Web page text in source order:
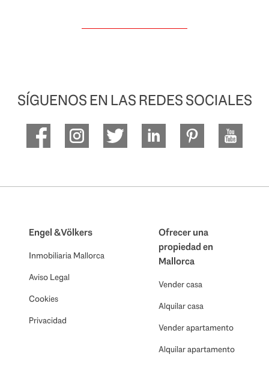
SÍGUENOS EN LAS REDES SOCIALES
Engel & Völkers
Inmobiliaria Mallorca
Aviso Legal
Cookies
Privacidad
Ofrecer una
propiedad en
Mallorca
Vender casa
Alquilar casa
Vender apartamento
Alquilar apartamento